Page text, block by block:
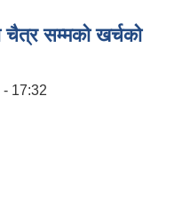
सम्मको खर्चको
17:32